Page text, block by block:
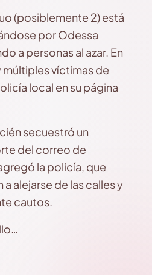
(posiblemente 2) está
por Odessa
a personas al azar. En
víctimas de
local en su página
secuestró un
del correo de
la policía, que
alejarse de las calles y
cautos.